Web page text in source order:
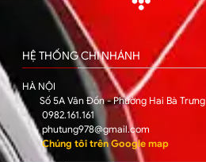
HỆ THỐNG CHI NHÁNH
HÀ NỘI
Số 5A Vân Đồn - Phường Hai Bà Trưng
0982.161.161
phutung978@gmail.com
Chúng tôi trên Google map